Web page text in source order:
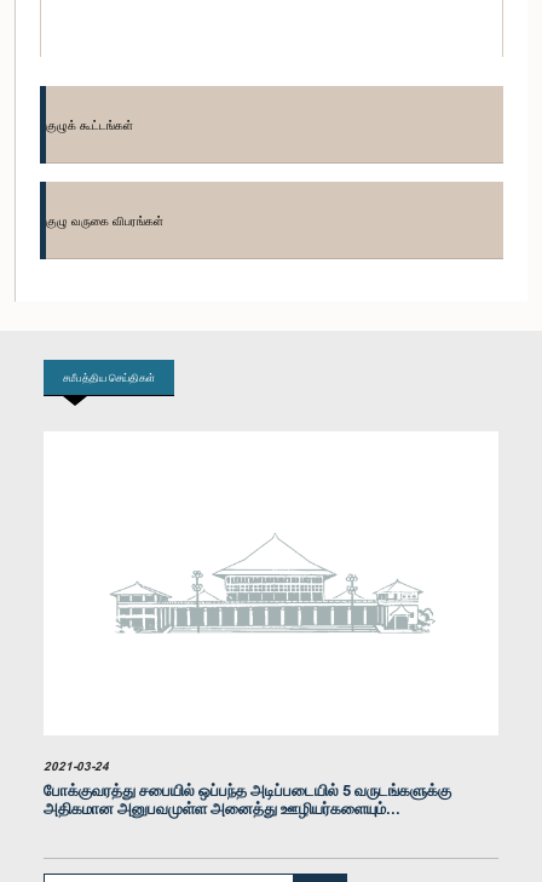
கௌரவ குமார வெல்கம, பா.உ.
உறுப்பினர்
குழுக் கூட்டங்கள்
குழு வருகை விபரங்கள்
சமீபத்திய செய்திகள்
2021-03-24
போக்குவரத்து சபையில் ஒப்பந்த அடிப்படையில் 5 வருடங்களுக்கு
அதிகமான அனுபவமுள்ள அனைத்து ஊழியர்களையும்...